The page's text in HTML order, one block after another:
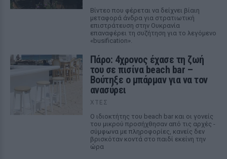
Βίντεο που φέρεται να δείχνει βίαιη
μεταφορά άνδρα για στρατιωτική
επιστράτευση στην Ουκρανία
επαναφέρει τη συζήτηση για το λεγόμενο
«busification».
Πάρο: 4χρονος έχασε τη ζωή
του σε πισίνα beach bar –
Βούτηξε ο μπάρμαν για να τον
ανασύρει
ΧΤΕΣ
Ο ιδιοκτήτης του beach bar και οι γονείς
του μικρού προσήχθησαν από τις αρχές -
σύμφωνα με πληροφορίες, κανείς δεν
βρισκόταν κοντά στο παιδί εκείνη την
ώρα